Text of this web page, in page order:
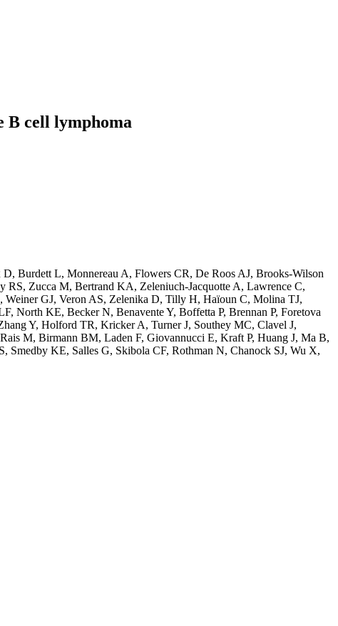
B cell lymphoma
Burdett L, Monnereau A, Flowers CR, De Roos AJ, Brooks-Wilson
Zucca M, Bertrand KA, Zeleniuch-Jacquotte A, Lawrence C,
GJ, Veron AS, Zelenika D, Tilly H, Haïoun C, Molina TJ,
KE, Becker N, Benavente Y, Boffetta P, Brennan P, Foretova
Y, Holford TR, Kricker A, Turner J, Southey MC, Clavel J,
M, Birmann BM, Laden F, Giovannucci E, Kraft P, Huang J, Ma B,
Smedby KE, Salles G, Skibola CF, Rothman N, Chanock SJ, Wu X,